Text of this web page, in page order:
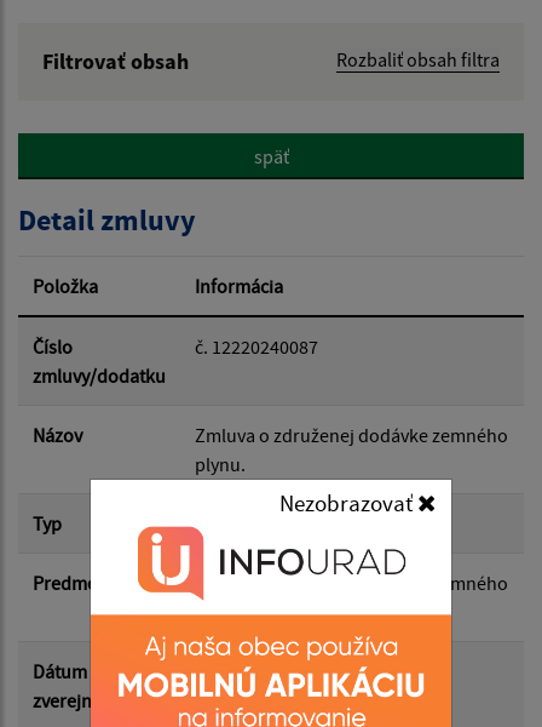
Nezobrazovať
Filtrovať obsah
Rozbaliť obsah filtra
Hľadať v:
Dátum od:
Dátum do:
Suma od:
Suma do:
Typ:
späť
Detail zmluvy
Položka Informácia
Číslo
zmluvy/dodatku
č. 12220240087
Názov
Zmluva o združenej dodávke zemného
plynu.
Typ Hlavná zmluva
Predmet
Zmluva o združenej dodávke zemného
plynu.
Dátum
zverejnenia
19.11.2024